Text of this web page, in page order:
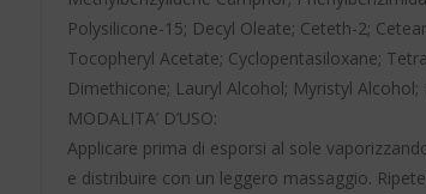
Polysilicone-15; Decyl Oleate; Ceteth-2;
Tocopheryl Acetate; Cyclopentasiloxane;
Dimethicone; Lauryl Alcohol; Myristyl Alcohol;
MODALITA’ D’USO:
Applicare prima di esporsi al sole
e distribuire con un leggero massaggio.